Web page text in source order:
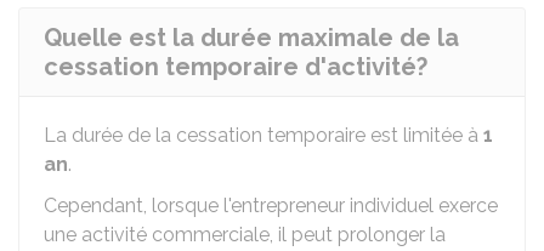
Quelle est la durée maximale de la
cessation temporaire d'activité?
La durée de la cessation temporaire est limitée à 1
an.
Cependant, lorsque l'entrepreneur individuel exerce
une activité commerciale, il peut prolonger la